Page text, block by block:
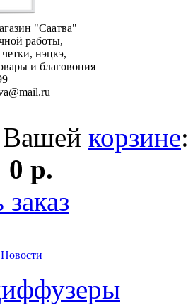
"Саатва"
работы,
нэцкэ,
и благовония
Вашей корзине
0 р.
Новости